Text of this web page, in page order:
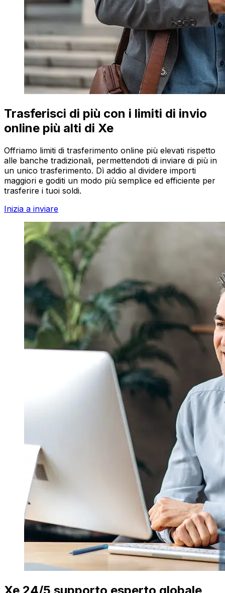
Trasferisci di più con i limiti di invio
online più alti di Xe
Offriamo limiti di trasferimento online più elevati rispetto
alle banche tradizionali, permettendoti di inviare di più in
un unico trasferimento. Dì addio al dividere importi
maggiori e goditi un modo più semplice ed efficiente per
trasferire i tuoi soldi.
Inizia a inviare
Xe 24/5 supporto esperto globale